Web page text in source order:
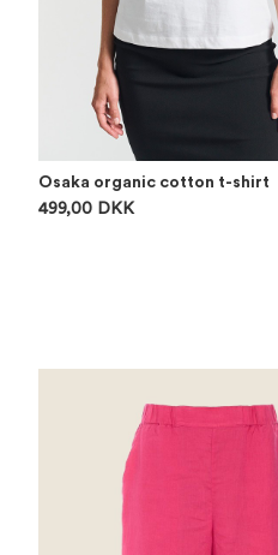
Osaka organic cotton t-shirt
499,00 DKK